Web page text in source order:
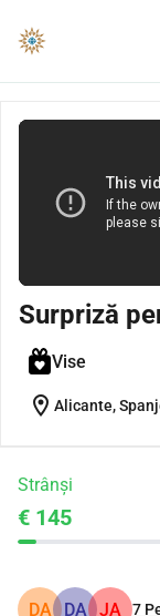
Surpriză
Vise
location_on Alicante,
Strânși
€ 145
DA DA JA 7